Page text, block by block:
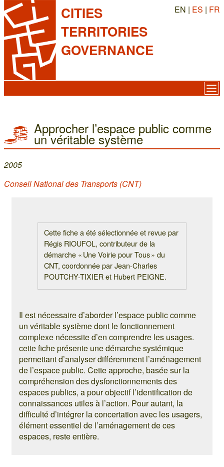
CITIES
TERRITORIES
GOVERNANCE
EN | ES | FR
Approcher l’espace public comme
un véritable système
2005
Conseil National des Transports (CNT)
Cette fiche a été sélectionnée et revue par
Régis RIOUFOL, contributeur de la
démarche « Une Voirie pour Tous » du
CNT, coordonnée par Jean-Charles
POUTCHY-TIXIER et Hubert PEIGNE.
Il est nécessaire d’aborder l’espace public comme
un véritable système dont le fonctionnement
complexe nécessite d’en comprendre les usages.
cette fiche présente une démarche systémique
permettant d’analyser différemment l’aménagement
de l’espace public. Cette approche, basée sur la
compréhension des dysfonctionnements des
espaces publics, a pour objectif l’identification de
connaissances utiles à l’action. Pour autant, la
difficulté d’intégrer la concertation avec les usagers,
élément essentiel de l’aménagement de ces
espaces, reste entière.